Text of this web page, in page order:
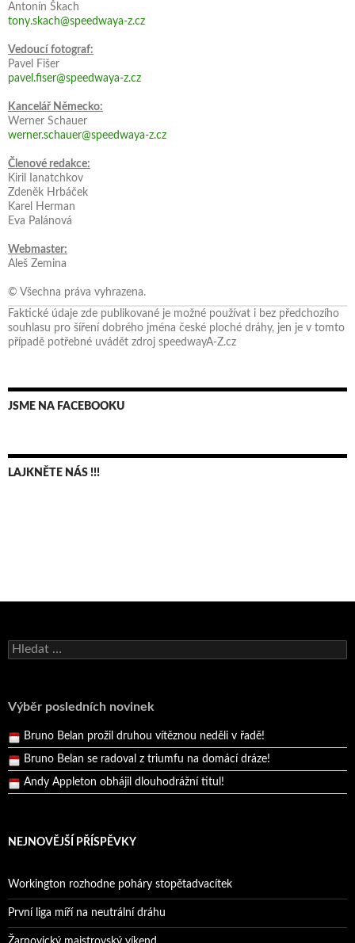
Antonín Škach
tony.skach@speedwaya-z.cz
Vedoucí fotograf:
Pavel Fišer
pavel.fiser@speedwaya-z.cz
Kancelář Německo:
Werner Schauer
werner.schauer@speedwaya-z.cz
Členové redakce:
Kiril Ianatchkov
Zdeněk Hrbáček
Karel Herman
Eva Palánová
Webmaster:
Aleš Zemina
© Všechna práva vyhrazena.
Faktické údaje zde publikované je možné používat i bez předchozího
souhlasu pro šíření dobrého jména české ploché dráhy, jen je v tomto
případě potřebné uvádět zdroj speedwayA-Z.cz
JSME NA FACEBOOKU
LAJKNĚTE NÁS !!!
Vyhledávání
Výběr posledních novinek
Andy Appleton obhájil dlouhodrážní titul!
Bruno Belan prožil druhou vítěznou neděli v řadě!
Bruno Belan se radoval z triumfu na domácí dráze!
Andy Appleton obhájil dlouhodrážní titul!
Reprezentační dvojice brala český titul!
NEJNOVĚJŠÍ PŘÍSPĚVKY
Workington rozhodne poháry stopětadvacítek
První liga míří na neutrální dráhu